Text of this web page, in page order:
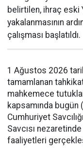
belirtilen, ihraç eski
yakalanmasının
çalışması başlatıldı.
1 Ağustos 2026
tamamlanan
mahkemece
kapsamında
Cumhuriyet
Savcısı
faaliyetleri